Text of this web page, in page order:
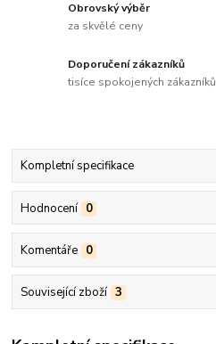
Obrovský výběr
za skvělé ceny
Doporučení zákazníků
tisíce spokojených zákazníků
Kompletní specifikace
Hodnocení 0
Komentáře 0
Související zboží 3